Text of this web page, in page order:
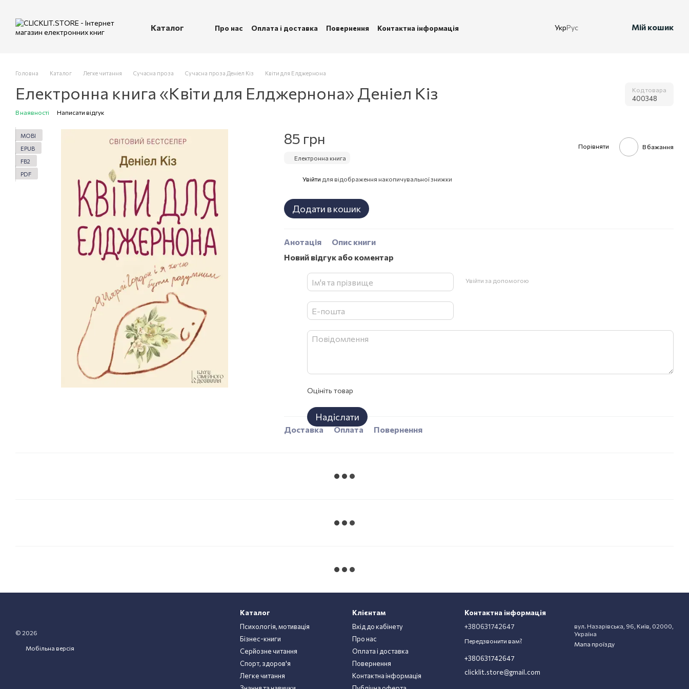
Каталог Про нас Оплата і доставка Повернення
Контактна інформація
УкрРус Мій кошик
Головна Каталог Легке читання Сучасна проза Сучасна проза Деніел Кіз Квіти для Елджернона
Електронна книга «Квіти для Елджернона» Деніел Кіз Код товара
400348
В наявності Написати відгук
MOBI
EPUB
FB2
PDF
85 грн
Електронна книга
Порівняти В бажання
Увійти для відображення накопичувальної знижки
Додати в кошик
Анотація
Опис книги
Новий відгук або коментар
Увійти за допомогою
Оцініть товар
Надіслати
Доставка Оплата Повернення
© 2026
Мобільна версія
Каталог
Психологія, мотивація
Бізнес-книги
Серйозне читання
Спорт, здоров'я
Легке читання
Клієнтам
Вхід до кабінету
Про нас
Оплата і доставка
Повернення
Контактна інформація
Контактна інформація
+380631742647
Передзвонити вам?
+380631742647
clicklit.store@gmail.com
вул. Назарівська, 96, Київ, 02000,
Україна
Мапа проїзду